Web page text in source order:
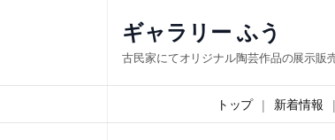
ス
キ
ギャラリー ふう
古民家にてオリジナル陶芸作品の展示販
トップ 新着情報